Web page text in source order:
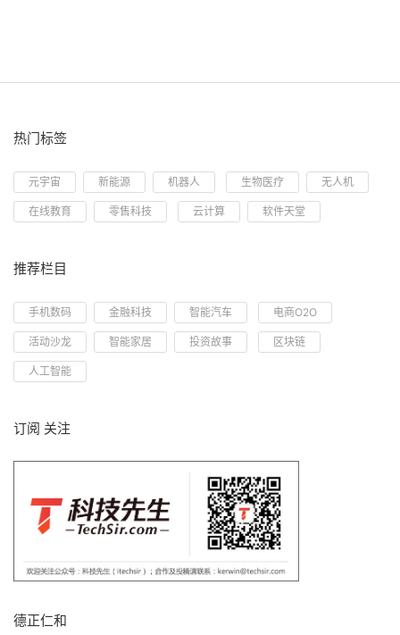
热门标签
元宇宙 新能源 机器人 生物医疗 无人机
在线教育 零售科技 云计算 软件天堂
推荐栏目
手机数码 金融科技 智能汽车 电商O2O
活动沙龙 智能家居 投资故事 区块链
人工智能
订阅 关注
德正仁和